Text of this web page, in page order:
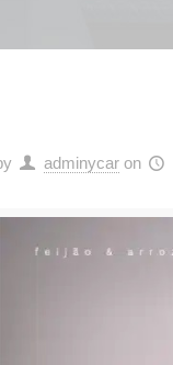
adminycar on